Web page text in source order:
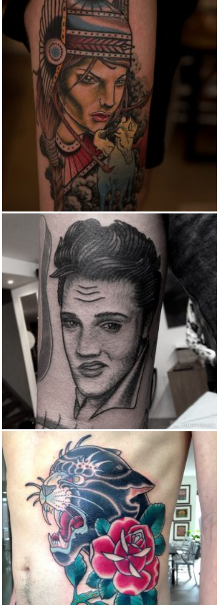
VALKYRIE TATTOO
Color Neo-traditional Realistic
ELVIS TATTOO
Blackwork Traditional
BLACK CAT TATTOO
Color Traditional